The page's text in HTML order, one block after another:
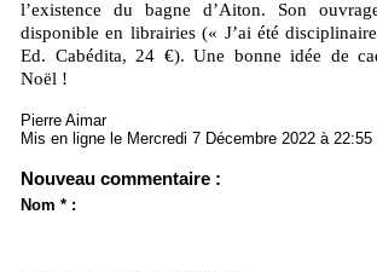
l’existence du bagne d’Aiton. Son
disponible en librairies (« J’ai été
Ed. Cabédita, 24 €). Une bonne idée de
Noël !
Pierre Aimar
Mis en ligne le Mercredi 7 Décembre 2022 à
Nouveau commentaire :
Nom * :